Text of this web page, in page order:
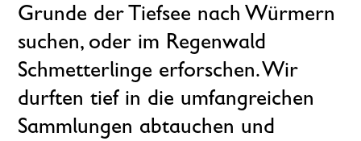
Grunde der Tiefsee nach Würmern
suchen, oder im Regenwald
Schmetterlinge erforschen. Wir
durften tief in die umfangreichen
Sammlungen abtauchen und